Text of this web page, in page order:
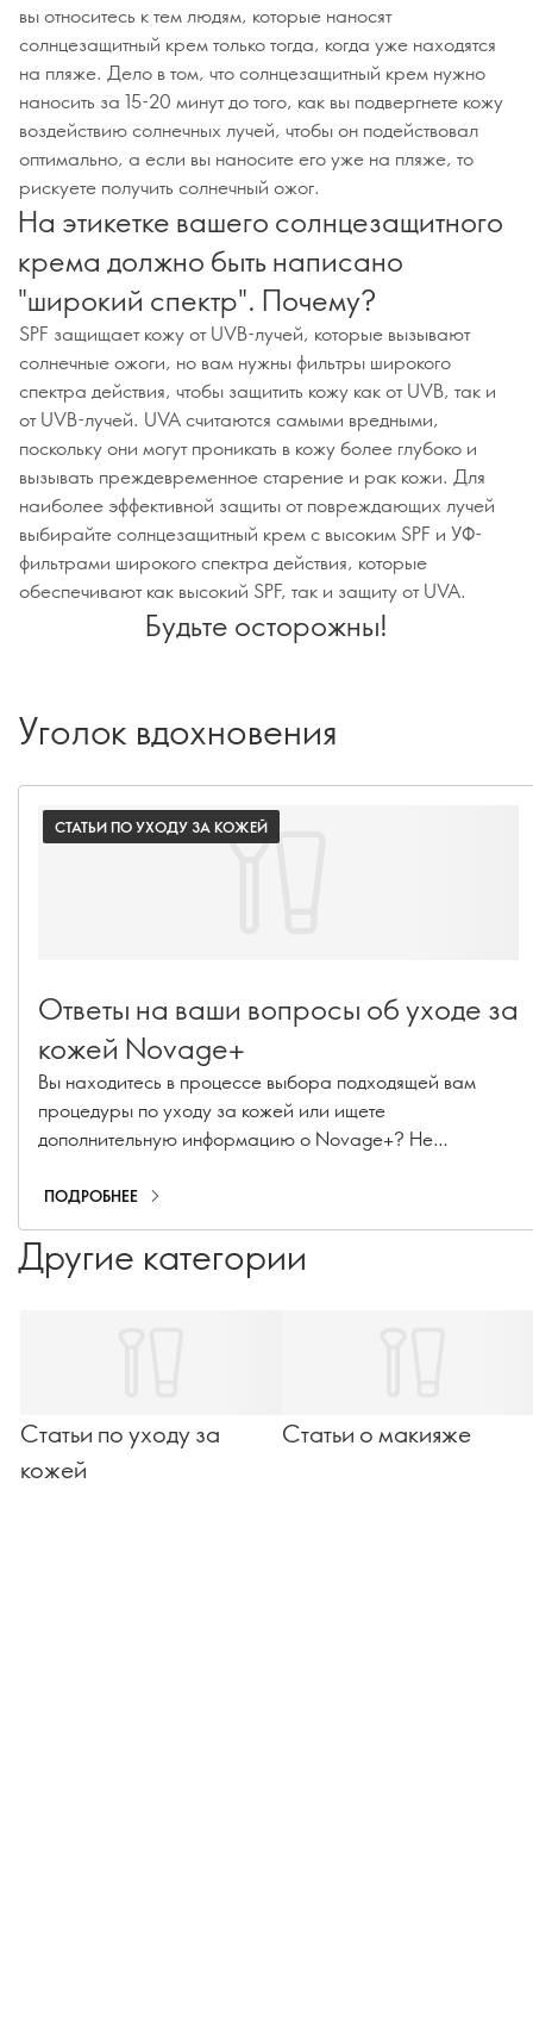
вы относитесь к тем людям, которые наносят
солнцезащитный крем только тогда, когда уже находятся
на пляже. Дело в том, что солнцезащитный крем нужно
наносить за 15-20 минут до того, как вы подвергнете кожу
воздействию солнечных лучей, чтобы он подействовал
оптимально, а если вы наносите его уже на пляже, то
рискуете получить солнечный ожог.
На этикетке вашего солнцезащитного
крема должно быть написано
"широкий спектр". Почему?
SPF защищает кожу от UVB-лучей, которые вызывают
солнечные ожоги, но вам нужны фильтры широкого
спектра действия, чтобы защитить кожу как от UVB, так и
от UVB-лучей. UVA считаются самыми вредными,
поскольку они могут проникать в кожу более глубоко и
вызывать преждевременное старение и рак кожи. Для
наиболее эффективной защиты от повреждающих лучей
выбирайте солнцезащитный крем с высоким SPF и УФ-
фильтрами широкого спектра действия, которые
обеспечивают как высокий SPF, так и защиту от UVA.
Будьте осторожны!
Уголок вдохновения
СТАТЬИ ПО УХОДУ ЗА КОЖЕЙ
Ответы на ваши вопросы об уходе за
кожей Novage+
Вы находитесь в процессе выбора подходящей вам
процедуры по уходу за кожей или ищете
дополнительную информацию о Novage+? Не
менеджер по внедрению маршрутов красоты и эксперт
по уходу за кожей премиум-класса Каролина
Шарпантье ответила на ваши самые актуальные
вопросы о Novage+!
ПОДРОБНЕЕ
Другие категории
Статьи по уходу за
кожей
Статьи о макияже